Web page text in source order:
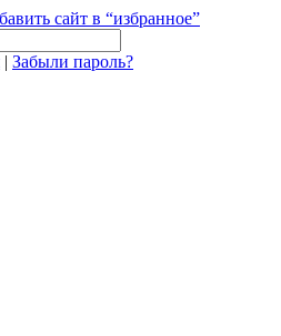
сайт в “избранное”
| Забыли пароль?